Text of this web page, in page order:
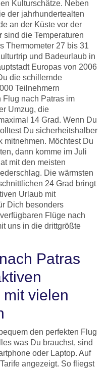
Kulturschätze. Neben
der jahrhundertealten
an der Küste vor der
sind die Temperaturen
Thermometer 27 bis 31
und Badeurlaub in
Europas von 2006
die schillernde
Teilnehmern
nach Patras im
Umzug, die
14 Grad. Wenn Du
Du sicherheitshalber
mitnehmen. Möchtest Du
dann komme im Juli
mit den meisten
Die wärmsten
24 Grad bringt
Urlaub mit
Dich besonders
Flüge nach
uns in die drittgrößte
Patras
vielen
den perfekten Flug
was Du brauchst, sind
oder Laptop. Auf
angezeigt. So fliegst